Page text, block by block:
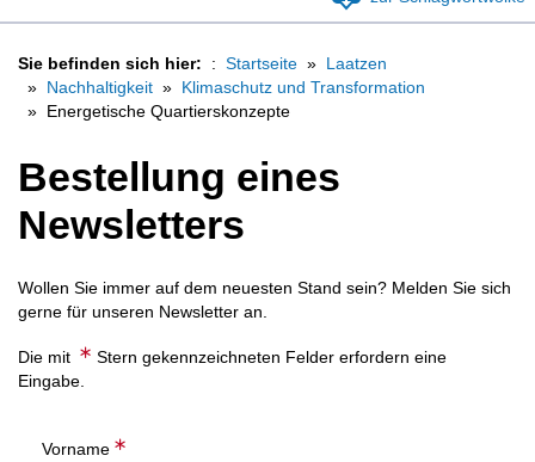
Sie befinden sich hier: Startseite
Laatzen
Nachhaltigkeit
Klimaschutz und Transformation
Energetische Quartierskonzepte
Bestellung eines
Newsletters
Wollen Sie immer auf dem neuesten Stand sein? Melden Sie sich
gerne für unseren Newsletter an.
Die mit
Stern gekennzeichneten Felder erfordern eine
Eingabe.
Vorname